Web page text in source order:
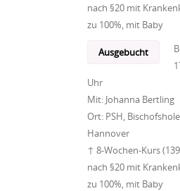
nach §20 mit
zu 100%, mit Baby
Ausgebucht
Uhr
Mit: Johanna Bertling
Ort: PSH,
Hannover
↑ 8-Wochen-Kurs
nach §20 mit
zu 100%, mit Baby